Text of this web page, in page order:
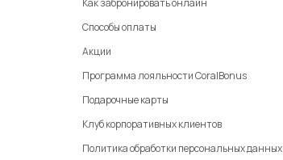
Способы оплаты
Акции
Программа лояльности CoralBonus
Подарочные карты
Клуб корпоративных клиентов
Политика обработки персональных данных